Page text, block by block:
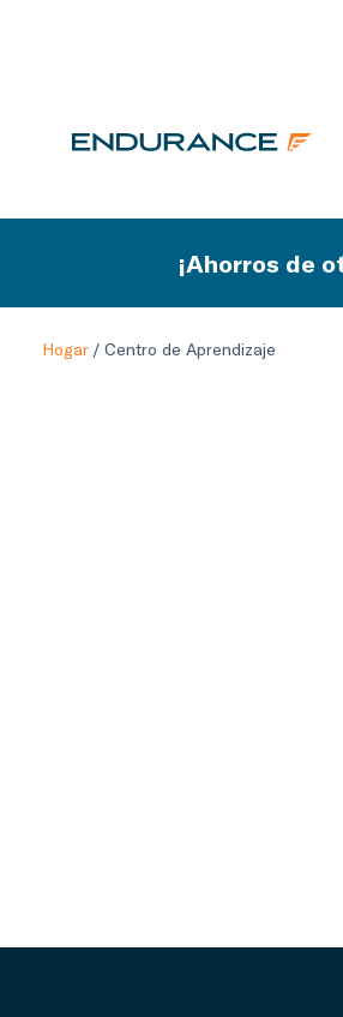
¡Ahorros de
Hogar/ Centro de Aprendizaje